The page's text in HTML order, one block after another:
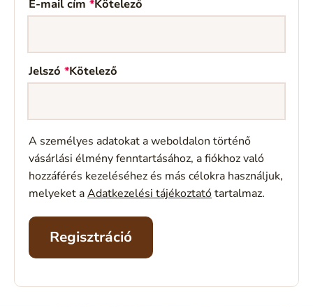
E-mail cím *Kötelező
Jelszó *Kötelező
A személyes adatokat a weboldalon történő
vásárlási élmény fenntartásához, a fiókhoz való
hozzáférés kezeléséhez és más célokra használjuk,
melyeket aAdatkezelési tájékoztatótartalmaz.
Regisztráció